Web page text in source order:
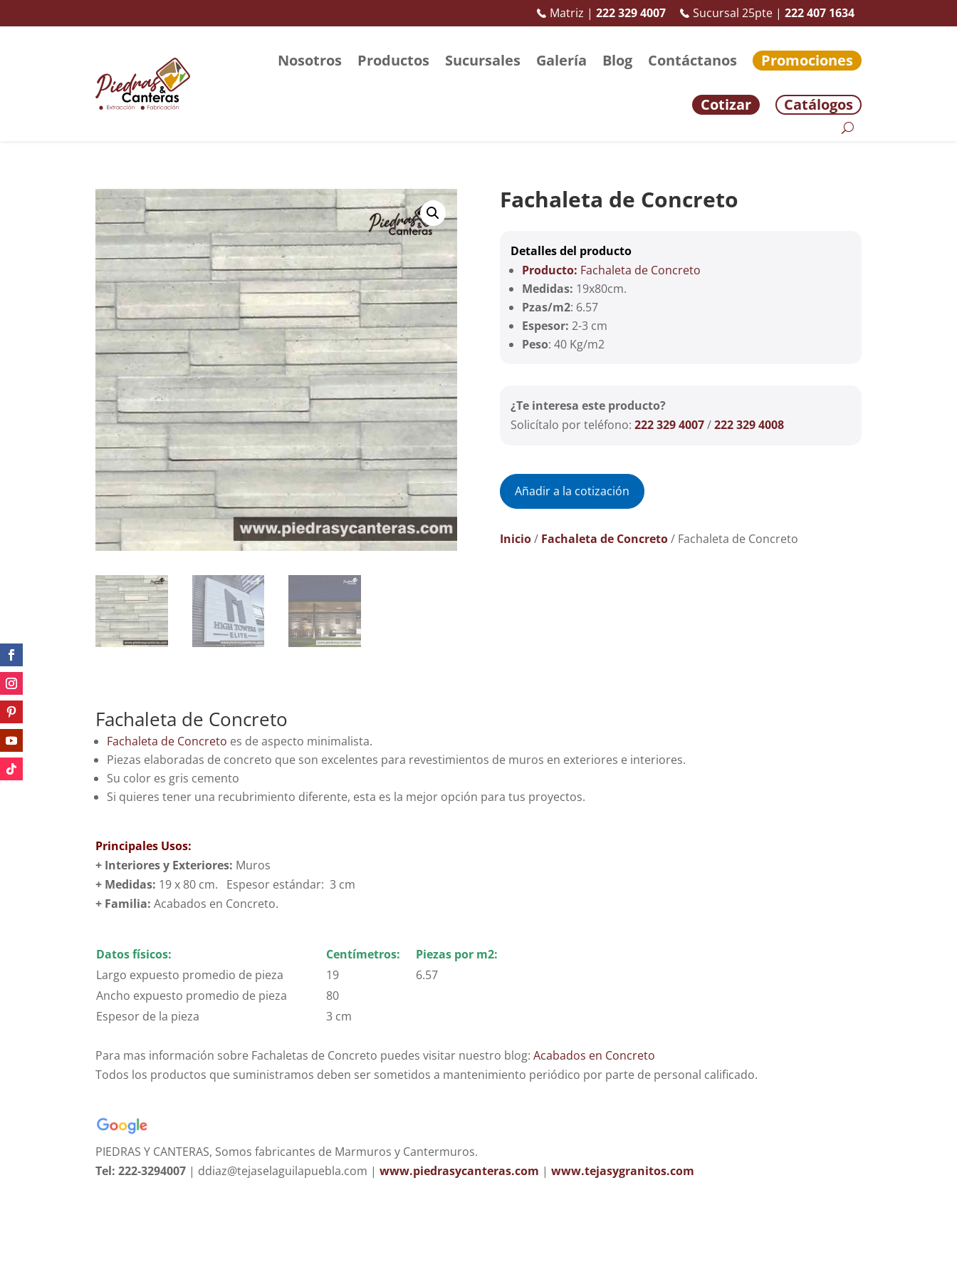
Matriz | 222 329 4007 Sucursal 25pte | 222 407 1634
Nosotros Productos Sucursales Galería Blog Contáctanos Promociones
Cotizar Catálogos
Fachaleta de Concreto
Detalles del producto
Producto: Fachaleta de Concreto
Medidas: 19x80cm.
Pzas/m2: 6.57
Espesor: 2-3 cm
Peso: 40 Kg/m2
¿Te interesa este producto?
Solicítalo por teléfono: 222 329 4007/222 329 4008
Añadir a la cotización
Inicio/ Fachaleta de Concreto/ Fachaleta de Concreto
Fachaleta de Concreto
Fachaleta de Concreto es de aspecto minimalista.
Piezas elaboradas de concreto que son excelentes para revestimientos de muros en exteriores e interiores.
Su color es gris cemento
Si quieres tener una recubrimiento diferente, esta es la mejor opción para tus proyectos.
Principales Usos:
+ Interiores y Exteriores: Muros
+ Medidas: 19 x 80 cm. Espesor estándar: 3 cm
+ Familia:Acabados en Concreto.
Datos físicos: Centímetros:
Piezas por m2:
Largo expuesto promedio de pieza
19
6.57
Ancho expuesto promedio de pieza
80
Espesor de la pieza
3 cm
Para mas información sobre Fachaletas de Concreto puedes visitar nuestro blog:Acabados en Concreto
Todos los productos que suministramos deben ser sometidos a mantenimiento periódico por parte de personal calificado.
PIEDRAS Y CANTERAS, Somos fabricantes de Marmuros y Cantermuros.
Tel: 222-3294007 | ddiaz@tejaselaguilapuebla.com |www.piedrasycanteras.com |www.tejasygranitos.com